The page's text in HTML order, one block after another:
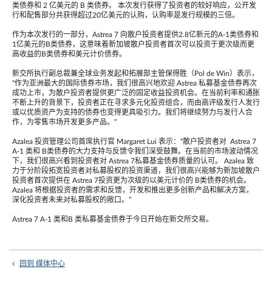
类债券和 2 亿美元的 B 类债券。 本次发行获得了投资者的较好响应，公开发
行和配售部分共获得超过20亿美元的认购，认购率是发行规模的三倍。
作为本次发行的一部分，Astrea 7 向散户投资者提供2.8亿新元的A-1类债券和
1亿美元的B类债券，这意味着新加坡散户投资者首次可以投资于更次级而更
高收益的B类债券和美元计价债券。
新交所执行副总裁兼全球业务发起和拓展部主管保得胜（Pol de Win）表示，
“作为亚洲最大的国际债券市场，我们很高兴地欢迎 Astrea 私募基金债券再次
成功上市，为散户投资者提供更广泛的固定收益投资机会。在当前利率和通胀
不断上升的背景下，投资者正在寻求多元化投资组合，而由高评级发行人发行
或以优质资产为支持的债券也变得更具吸引力。我们将继续努力与发行人合
作，为零售市场开发更多产品。”
Azalea 投资管理公司首席执行官 Margaret Lui 表示：“散户投资者对 Astrea 7
A-1 类和 B类债券的大力支持与反馈令我们深受鼓舞。在当前的市场波动情况
下，我们很高兴看到投资者对 Astrea 7私募基金债券质量的认可。 Azalea 致
力于分阶段拓宽投资者对私募股权的投资渠道，我们很高兴能够为新加坡散户
投资者首次提供在 Astrea 7投资更为次级的以美元计价的 B类债券的机会。
Azalea 将根据投资者的需求和反馈，开发和推出更多创新产品和解决方案，
深化投资者未来对私募股权的敞口。”
Astrea 7 A-1 类和B 类私募基金债券于今日开始在新交所交易。
回到 媒体中心